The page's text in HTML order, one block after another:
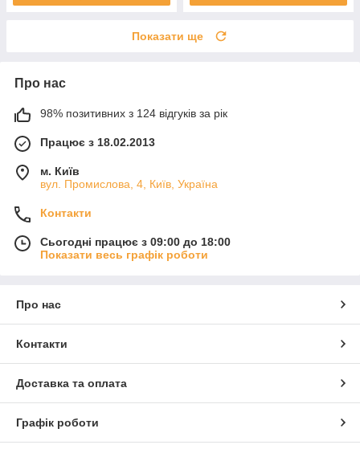
Показати ще
Про нас
98% позитивних з 124 відгуків за рік
Працює з 18.02.2013
м. Київ
вул. Промислова, 4, Київ, Україна
Контакти
Сьогодні працює з 09:00 до 18:00
Показати весь графік роботи
Про нас
Контакти
Доставка та оплата
Графік роботи